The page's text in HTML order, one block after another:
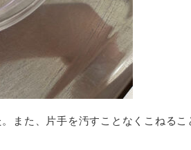
また、片手を汚すことなくこねるこ